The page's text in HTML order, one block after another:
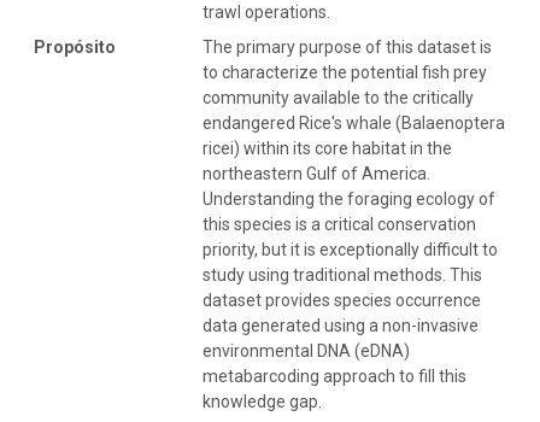
trawl operations.
Propósito
The primary purpose of this dataset is
to characterize the potential fish prey
community available to the critically
endangered Rice's whale (Balaenoptera
ricei) within its core habitat in the
northeastern Gulf of America.
Understanding the foraging ecology of
this species is a critical conservation
priority, but it is exceptionally difficult to
study using traditional methods. This
dataset provides species occurrence
data generated using a non-invasive
environmental DNA (eDNA)
metabarcoding approach to fill this
knowledge gap.